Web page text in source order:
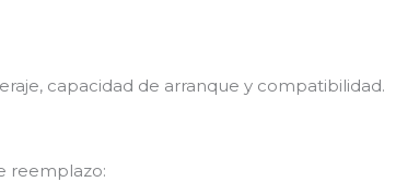
capacidad de arranque y compatibilidad.
reemplazo: